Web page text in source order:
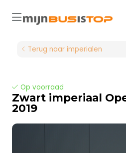
Terug naar imperialen
Op voorraad
Zwart imperiaal
2019